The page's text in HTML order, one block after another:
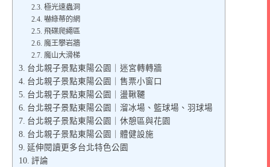
極光速蟲洞
嚇綠蒂的網
飛碟爬繩區
魔王攀岩牆
魔山大滑梯
台北親子景點東陽公園｜迷宮轉轉牆
台北親子景點東陽公園｜售票小窗口
台北親子景點東陽公園｜盪鞦韆
台北親子景點東陽公園｜溜冰場、籃球場、羽球場
台北親子景點東陽公園｜休憩區與花園
台北親子景點東陽公園｜體健設施
延伸閱讀更多台北特色公園
評論